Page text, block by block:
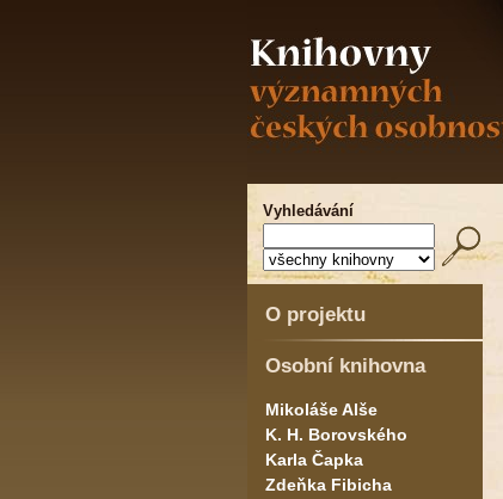
Vyhledávání
O projektu
Osobní knihovna
Mikoláše Alše
K. H. Borovského
Karla Čapka
Zdeňka Fibicha